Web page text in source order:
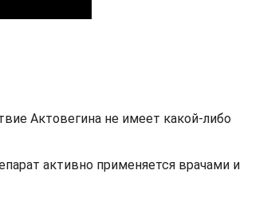
Актовегина не имеет какой-либо
активно применяется врачами и